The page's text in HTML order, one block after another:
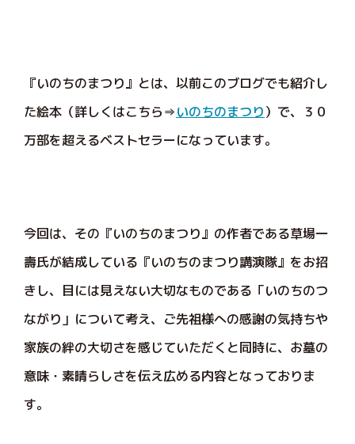
『いのちのまつり』とは、以前このブログでも紹介し
た絵本（詳しくはこちら⇒いのちのまつり）で、３０
万部を超えるベストセラーになっています。
今回は、その『いのちのまつり』の作者である草場一
壽氏が結成している『いのちのまつり講演隊』をお招
きし、目には見えない大切なものである「いのちのつ
ながり」について考え、ご先祖様への感謝の気持ちや
家族の絆の大切さを感じていただくと同時に、お墓の
意味・素晴らしさを伝え広める内容となっておりま
す。